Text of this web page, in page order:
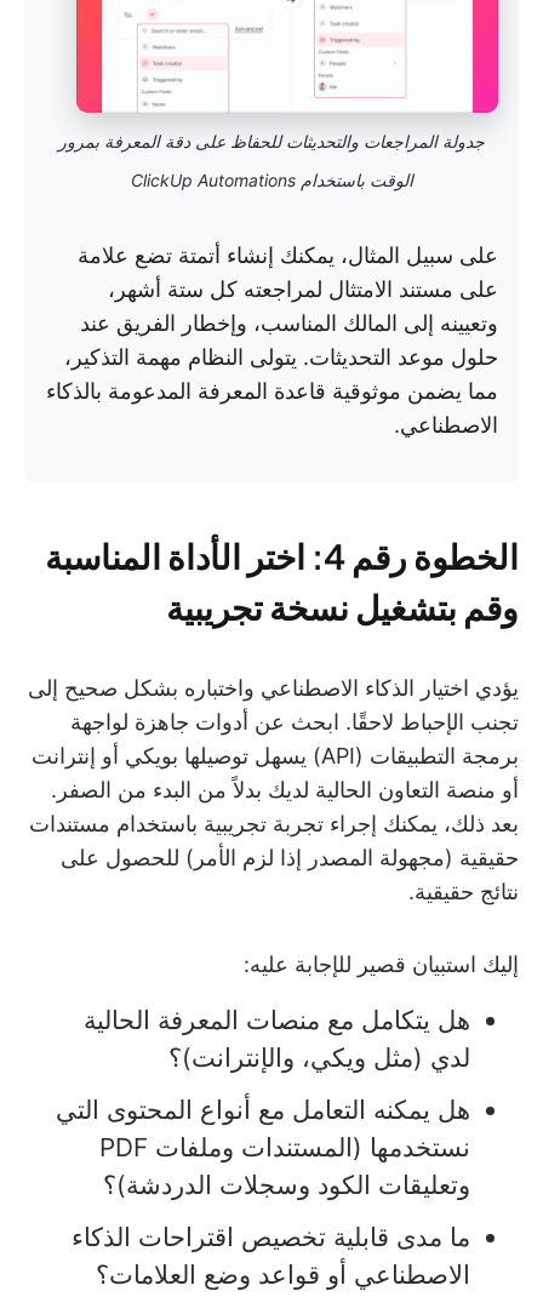
جدولة المراجعات والتحديثات للحفاظ على دقة المعرفة بمرور
الوقت باستخدام ClickUp Automations
على سبيل المثال، يمكنك إنشاء أتمتة تضع علامة
على مستند الامتثال لمراجعته كل ستة أشهر،
وتعيينه إلى المالك المناسب، وإخطار الفريق عند
حلول موعد التحديثات. يتولى النظام مهمة التذكير،
مما يضمن موثوقية قاعدة المعرفة المدعومة بالذكاء
الاصطناعي.
الخطوة رقم 4: اختر الأداة المناسبة
وقم بتشغيل نسخة تجريبية
يؤدي اختيار الذكاء الاصطناعي واختباره بشكل صحيح إلى
تجنب الإحباط لاحقًا. ابحث عن أدوات جاهزة لواجهة
برمجة التطبيقات (API) يسهل توصيلها بويكي أو إنترانت
أو منصة التعاون الحالية لديك بدلاً من البدء من الصفر.
بعد ذلك، يمكنك إجراء تجربة تجريبية باستخدام مستندات
حقيقية (مجهولة المصدر إذا لزم الأمر) للحصول على
نتائج حقيقية.
إليك استبيان قصير للإجابة عليه:
هل يتكامل مع منصات المعرفة الحالية
لدي (مثل ويكي، والإنترانت)؟
هل يمكنه التعامل مع أنواع المحتوى التي
نستخدمها (المستندات وملفات PDF
وتعليقات الكود وسجلات الدردشة)؟
ما مدى قابلية تخصيص اقتراحات الذكاء
الاصطناعي أو قواعد وضع العلامات؟